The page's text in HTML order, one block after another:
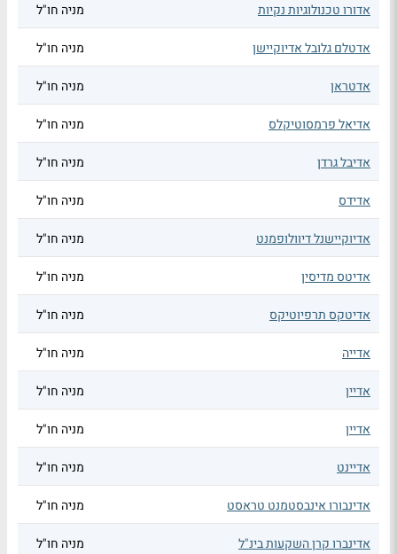
אדורו טכנולוגיות נקיות מניה חו"ל
אדטלם גלובל אדיוקיישן מניה חו"ל
אדטראן מניה חו"ל
אדיאל פרמסוטיקלס מניה חו"ל
אדיבל גרדן מניה חו"ל
אדידס מניה חו"ל
אדיוקיישנל דיוולופמנט מניה חו"ל
אדיטס מדיסין מניה חו"ל
אדיטקס תרפיוטיקס מניה חו"ל
אדייה מניה חו"ל
אדיין מניה חו"ל
אדיין מניה חו"ל
אדיינט מניה חו"ל
אדינבורו אינבסטמנט טראסט מניה חו"ל
אדינברו קרן השקעות בינ"ל מניה חו"ל